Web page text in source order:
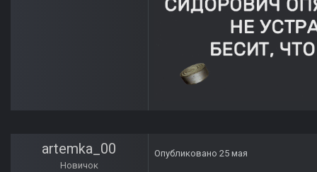
artemka_00
Новичок
Опубликовано 25 мая